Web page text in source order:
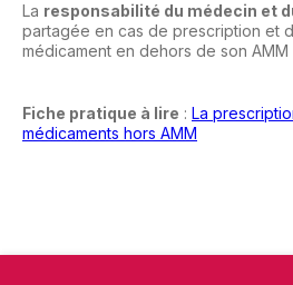
La responsabilité du médecin et
partagée en cas de prescription et
médicament en dehors de son AMM
Fiche pratique à lire : La
médicaments hors AMM